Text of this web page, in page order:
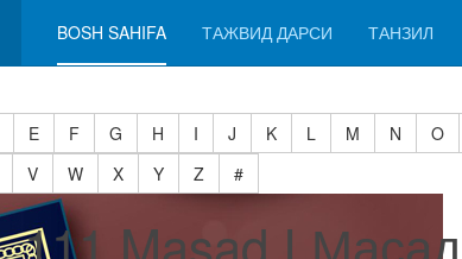
BOSH SAHIFA ТАЖВИД ДАРСИ ТАНЗИЛ
E F G H I J K L M N O
V W X Y Z
#
111 Masad I Масад